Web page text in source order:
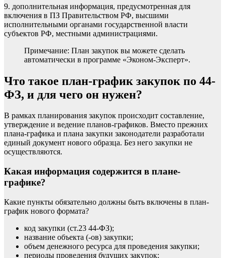
9. дополнительная информация, предусмотренная для
включения в ПЗ Правительством РФ, высшими
исполнительными органами государственной власти
субъектов РФ, местными администрациями.
Примечание: План закупок вы можете сделать
автоматически в программе «Эконом-Эксперт».
Что такое план-график закупок по 44-
ФЗ, и для чего он нужен?
В рамках планирования закупок происходит составление,
утверждение и ведение планов-графиков. Вместо прежних
плана-графика и плана закупки законодатели разработали
единый документ нового образца. Без него закупки не
осуществляются.
Какая информация содержится в плане-
графике?
Какие пункты обязательно должны быть включены в план-
график нового формата?
код закупки (ст.23 44-ФЗ);
название объекта (-ов) закупки;
объем денежного ресурса для проведения закупки;
периоды проведения будущих закупок;